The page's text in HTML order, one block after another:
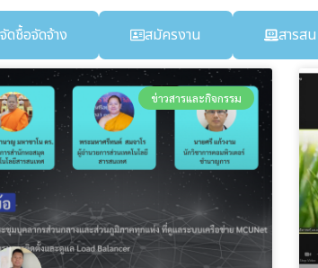
จัดชื้อจัดจ้าง สมัครงาน สารส
ข่าวสารและกิจกรรม